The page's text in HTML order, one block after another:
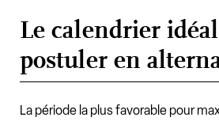
Le calendrier
postuler en
La période la plus favorable pour